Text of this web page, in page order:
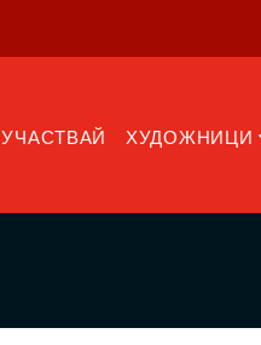
УЧАСТВАЙ ХУДОЖНИЦИ